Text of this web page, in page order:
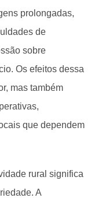
prolongadas,
de
sobre
Os efeitos dessa
mas também
que dependem
rural significa
A